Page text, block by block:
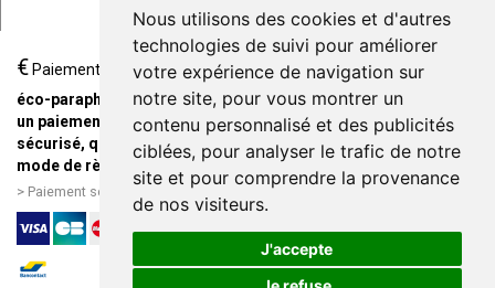
Nous utilisons des cookies et d'autres
technologies de suivi pour améliorer
votre expérience de navigation sur
notre site, pour vous montrer un
contenu personnalisé et des publicités
ciblées, pour analyser le trafic de notre
site et pour comprendre la provenance
de nos visiteurs.
J'accepte
ligne
€ Paiement
éco-parapharmacie.fr offre
un paiement entièrement
sécurisé, quel que soit le
mode de règlement
Paiement sécurisé et simple
Livraison / Point retrait
Commandez en ligne et
recevez votre commande
rapidement chez vous ou en
point retrait
Livraison chez vous ou en